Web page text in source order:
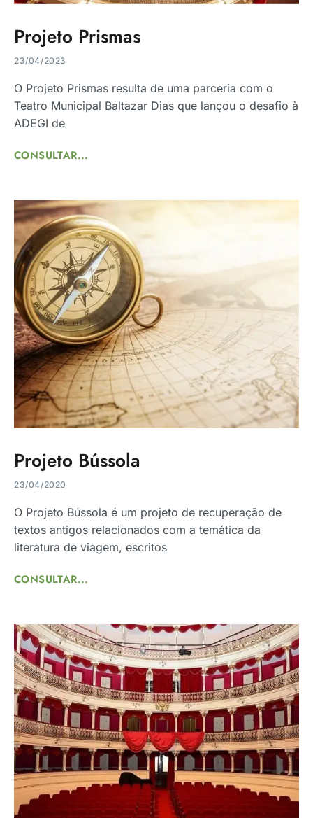
Projeto Prismas
23/04/2023
O Projeto Prismas resulta de uma parceria com o
Teatro Municipal Baltazar Dias que lançou o desafio à
ADEGI de
CONSULTAR...
Projeto Bússola
23/04/2020
O Projeto Bússola é um projeto de recuperação de
textos antigos relacionados com a temática da
literatura de viagem, escritos
CONSULTAR...